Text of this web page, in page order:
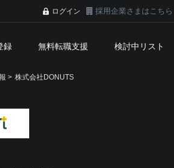
ログイン 採用企業さまはこちら
録 無料転職支援 検討中リスト
> 株式会社DONUTS